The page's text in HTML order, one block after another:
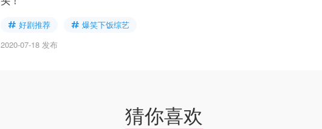
好剧推荐
爆笑下饭综艺
2020-07-18 发布
猜你喜欢